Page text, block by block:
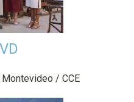
/ CCE